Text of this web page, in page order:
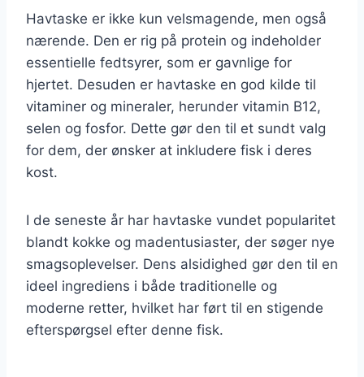
Havtaske er ikke kun velsmagende, men også
nærende. Den er rig på protein og indeholder
essentielle fedtsyrer, som er gavnlige for
hjertet. Desuden er havtaske en god kilde til
vitaminer og mineraler, herunder vitamin B12,
selen og fosfor. Dette gør den til et sundt valg
for dem, der ønsker at inkludere fisk i deres
kost.
I de seneste år har havtaske vundet popularitet
blandt kokke og madentusiaster, der søger nye
smagsoplevelser. Dens alsidighed gør den til en
ideel ingrediens i både traditionelle og
moderne retter, hvilket har ført til en stigende
efterspørgsel efter denne fisk.